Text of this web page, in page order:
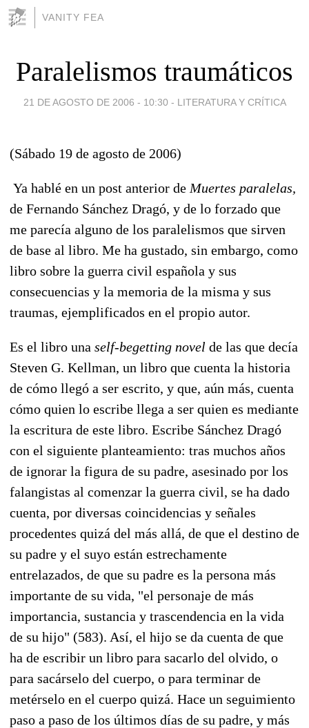
VANITY FEA
Paralelismos traumáticos
21 DE AGOSTO DE 2006 - 10:30 - LITERATURA Y CRÍTICA
(Sábado 19 de agosto de 2006)
Ya hablé en un post anterior de Muertes paralelas,
de Fernando Sánchez Dragó, y de lo forzado que
me parecía alguno de los paralelismos que sirven
de base al libro. Me ha gustado, sin embargo, como
libro sobre la guerra civil española y sus
consecuencias y la memoria de la misma y sus
traumas, ejemplificados en el propio autor.
Es el libro una self-begetting novel de las que decía
Steven G. Kellman, un libro que cuenta la historia
de cómo llegó a ser escrito, y que, aún más, cuenta
cómo quien lo escribe llega a ser quien es mediante
la escritura de este libro. Escribe Sánchez Dragó
con el siguiente planteamiento: tras muchos años
de ignorar la figura de su padre, asesinado por los
falangistas al comenzar la guerra civil, se ha dado
cuenta, por diversas coincidencias y señales
procedentes quizá del más allá, de que el destino de
su padre y el suyo están estrechamente
entrelazados, de que su padre es la persona más
importante de su vida, "el personaje de más
importancia, sustancia y trascendencia en la vida
de su hijo" (583). Así, el hijo se da cuenta de que
ha de escribir un libro para sacarlo del olvido, o
para sacárselo del cuerpo, o para terminar de
metérselo en el cuerpo quizá. Hace un seguimiento
paso a paso de los últimos días de su padre, y más